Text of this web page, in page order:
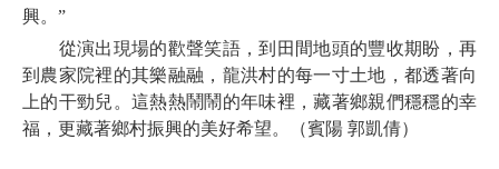
興。”
從演出現場的歡聲笑語，到田間地頭的豐收期盼，再
到農家院裡的其樂融融，龍洪村的每一寸土地，都透著向
上的干勁兒。這熱熱鬧鬧的年味裡，藏著鄉親們穩穩的幸
福，更藏著鄉村振興的美好希望。（賓陽 郭凱倩）